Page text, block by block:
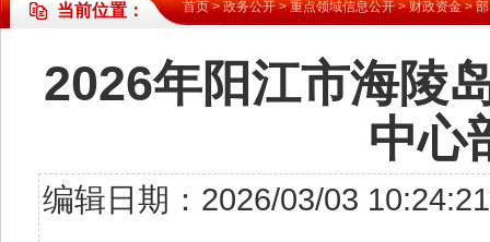
当前位置： 首页>政务公开>重点领域信息公开>财政资金>
2026年阳江市海陵
中心
编辑日期：2026/03/03